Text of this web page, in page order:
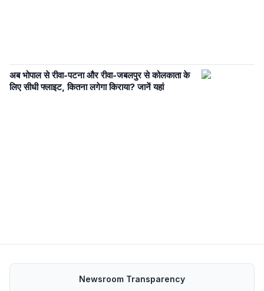
अब भोपाल से रीवा-पटना और रीवा-जबलपुर से कोलकाता के
लिए सीधी फ्लाइट, कितना लगेगा किराया? जानें यहां
Newsroom Transparency